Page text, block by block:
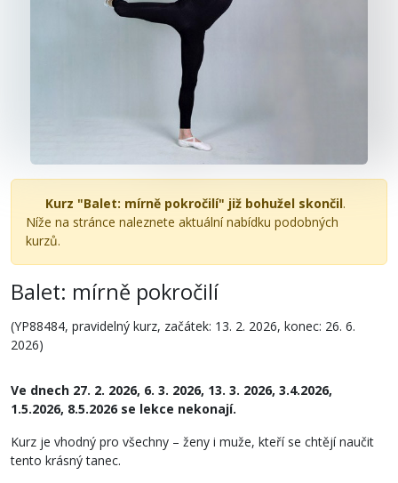
Kurz "Balet: mírně pokročilí" již bohužel skončil.
Níže na stránce naleznete aktuální nabídku podobných
kurzů.
Balet: mírně pokročilí
(YP88484, pravidelný kurz, začátek: 13. 2. 2026, konec: 26. 6.
2026)
Ve dnech 27. 2. 2026, 6. 3. 2026, 13. 3. 2026, 3.4.2026,
1.5.2026, 8.5.2026 se lekce nekonají.
Kurz je vhodný pro všechny – ženy i muže, kteří se chtějí naučit
tento krásný tanec.